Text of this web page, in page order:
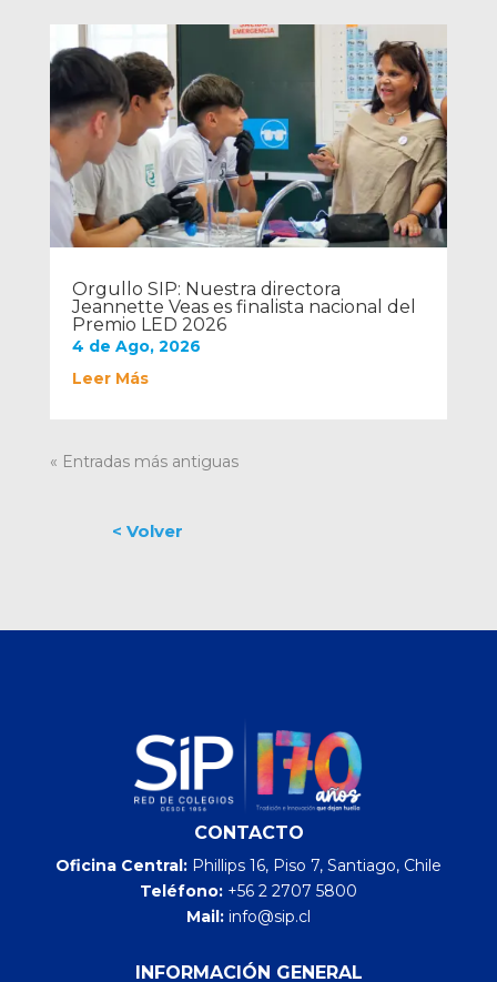
Orgullo SIP: Nuestra directora
Jeannette Veas es finalista nacional del
Premio LED 2026
4 de Ago, 2026
Leer Más
« Entradas más antiguas
CONTACTO
Oficina Central: Phillips 16, Piso 7, Santiago, Chile
Teléfono: +56 2 2707 5800
Mail: info@sip.cl
INFORMACIÓN GENERAL